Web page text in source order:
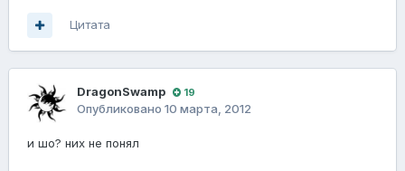
Цитата
DragonSwamp 19
Опубликовано 10 марта, 2012
и шо? них не понял